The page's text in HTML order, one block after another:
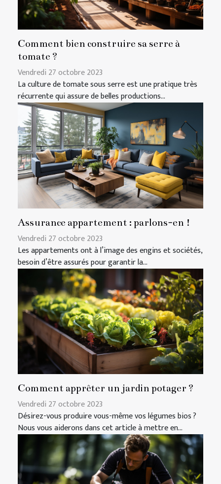
Comment bien construire sa serre à
tomate ?
Vendredi 27 octobre 2023
La culture de tomate sous serre est une pratique très
récurrente qui assure de belles productions...
Assurance appartement : parlons-en !
Vendredi 27 octobre 2023
Les appartements ont à l’image des engins et sociétés,
besoin d’être assurés pour garantir la...
Comment apprêter un jardin potager ?
Vendredi 27 octobre 2023
Désirez-vous produire vous-même vos légumes bios ?
Nous vous aiderons dans cet article à mettre en...